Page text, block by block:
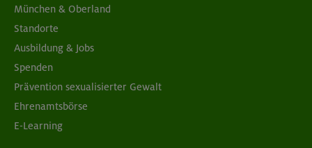
München & Oberland
Standorte
Ausbildung & Jobs
Spenden
Prävention sexualisierter Gewalt
Ehrenamtsbörse
E-Learning